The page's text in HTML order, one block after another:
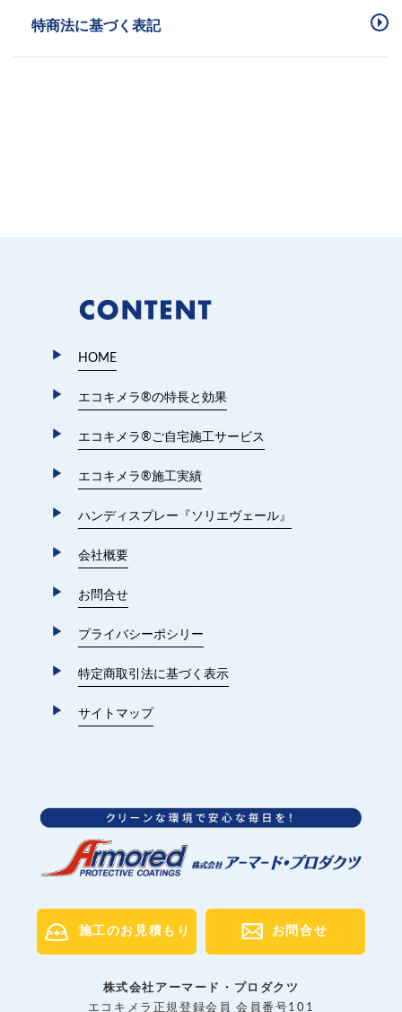
特商法に基づく表記
施工のお見積もり お問合せ
株式会社アーマード・プロダクツ
エコキメラ正規登録会員 会員番号101
HOME
エコキメラ®︎の特長と効果
エコキメラ®︎ご自宅施工サービス
エコキメラ®︎施工実績
ハンディスプレー『ソリエヴェール』
会社概要
お問合せ
プライバシーポシリー
特定商取引法に基づく表示
サイトマップ